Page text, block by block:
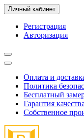
Личный кабинет
Регистрация
Авторизация
Оплата и
Политика
Бесплатный
Гарантия качества
Собственное